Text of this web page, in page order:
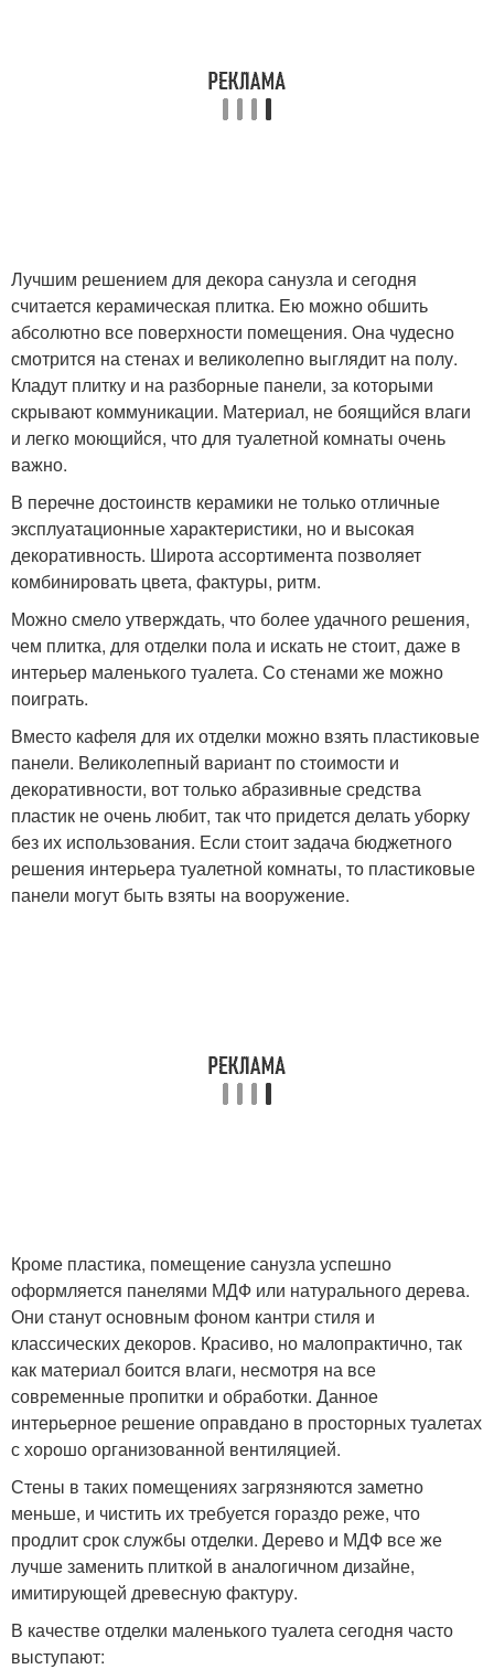
Лучшим решением для декора санузла и сегодня
считается керамическая плитка. Ею можно обшить
абсолютно все поверхности помещения. Она чудесно
смотрится на стенах и великолепно выглядит на полу.
Кладут плитку и на разборные панели, за которыми
скрывают коммуникации. Материал, не боящийся влаги
и легко моющийся, что для туалетной комнаты очень
важно.
В перечне достоинств керамики не только отличные
эксплуатационные характеристики, но и высокая
декоративность. Широта ассортимента позволяет
комбинировать цвета, фактуры, ритм.
Можно смело утверждать, что более удачного решения,
чем плитка, для отделки пола и искать не стоит, даже в
интерьер маленького туалета. Со стенами же можно
поиграть.
Вместо кафеля для их отделки можно взять пластиковые
панели. Великолепный вариант по стоимости и
декоративности, вот только абразивные средства
пластик не очень любит, так что придется делать уборку
без их использования. Если стоит задача бюджетного
решения интерьера туалетной комнаты, то пластиковые
панели могут быть взяты на вооружение.
Кроме пластика, помещение санузла успешно
оформляется панелями МДФ или натурального дерева.
Они станут основным фоном кантри стиля и
классических декоров. Красиво, но малопрактично, так
как материал боится влаги, несмотря на все
современные пропитки и обработки. Данное
интерьерное решение оправдано в просторных туалетах
с хорошо организованной вентиляцией.
Стены в таких помещениях загрязняются заметно
меньше, и чистить их требуется гораздо реже, что
продлит срок службы отделки. Дерево и МДФ все же
лучше заменить плиткой в аналогичном дизайне,
имитирующей древесную фактуру.
В качестве отделки маленького туалета сегодня часто
выступают: